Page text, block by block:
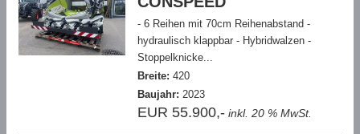
- 6 Reihen mit 70cm Reihenabstand -
hydraulisch klappbar - Hybridwalzen -
Stoppelknicke...
Breite: 420
Baujahr: 2023
EUR 55.900,- inkl. 20 % MwSt.